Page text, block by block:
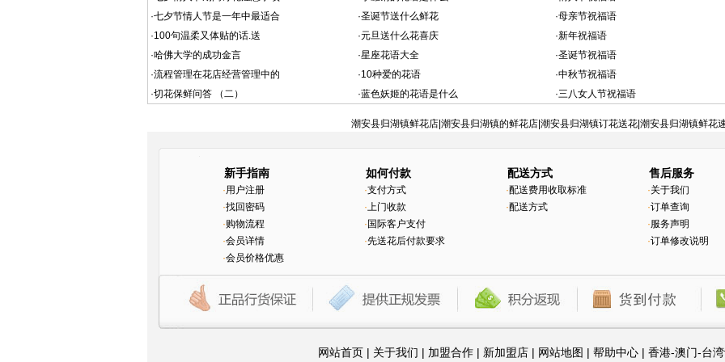
·七夕节情人节是一年中最适合
·100句温柔又体贴的话.送
·哈佛大学的成功金言
·流程管理在花店经营管理中的
·切花保鲜问答 （二）
·圣诞节送什么鲜花
·元旦送什么花喜庆
·星座花语大全
·10种爱的花语
·蓝色妖姬的花语是什么
·母亲节祝福语
·新年祝福语
·圣诞节祝福语
·中秋节祝福语
·三八女人节祝福语
潮安县归湖镇鲜花店|潮安县归湖镇的鲜花店|潮安县归湖镇订花送花|潮安县归湖镇鲜花
新手指南
·用户注册
·找回密码
·购物流程
·会员详情
·会员价格优惠
如何付款
·支付方式
·上门收款
· 国际客户支付
·先送花后付款要求
配送方式
·配送费用收取标准
·配送方式
售后服务
·关于我们
·订单查询
·服务声明
·订单修改说明
网站首页 | 关于我们 | 加盟合作 | 新加盟店 | 网站地图 | 帮助中心 | 香港-澳门-台